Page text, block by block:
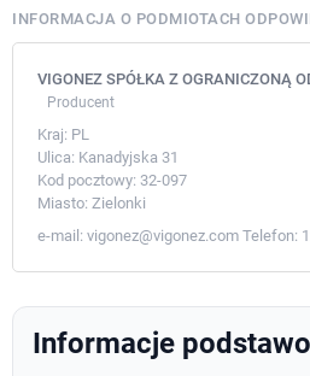
INFORMACJA O PODMIOTACH
VIGONEZ SPÓŁKA Z OGRANICZONĄ
Producent
Kraj: PL
Ulica: Kanadyjska 31
Kod pocztowy: 32-097
Miasto: Zielonki
e-mail: vigonez@vigonez.com Telefon:
Informacje